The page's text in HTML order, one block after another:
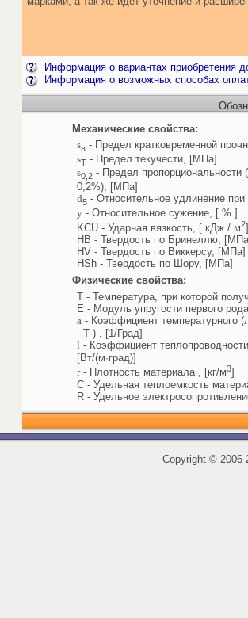
Информация о вариантах приобретения
Информация о возможных способах
Механические свойства:
sв - Предел кратковременной
sТ- Предел текучести, [МПа]
s0,2- Предел пропорциональности
0,2%), [МПа]
d5- Относительное удлинение
y- Относительное сужение, [ % ]
KCU - Ударная вязкость, [ кДж / м2]
HB - Твердость по Бринеллю,
HV - Твердость по Виккерсу, [МПа]
HSh - Твердость по Шору, [МПа]
Физические свойства:
T - Температура, при которой
E - Модуль упругости первого
a- Коэффициент температурного
- T ) , [1/Град]
l - Коэффициент
[Вт/(м·град)]
r- Плотность материала , [кг/м3]
C - Удельная теплоемкость
R - Удельное
Copyright ©